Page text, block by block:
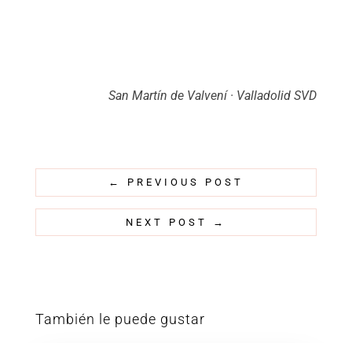
San Martín de Valvení · Valladolid SVD
← PREVIOUS POST
NEXT POST →
También le puede gustar